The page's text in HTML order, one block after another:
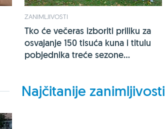
ZANIMLJIVOSTI
Tko će večeras izboriti priliku za
osvajanje 150 tisuća kuna i titulu
pobjednika treće sezone...
Najčitanije zanimljivosti